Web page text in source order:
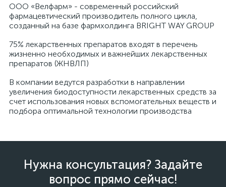
ООО «Велфарм» - современный российский
фармацевтический производитель полного цикла,
созданный на базе фармхолдинга BRIGHT WAY GROUP
75% лекарственных препаратов входят в перечень
жизненно необходимых и важнейших лекарственных
препаратов (ЖНВЛП)
В компании ведутся разработки в направлении
увеличения биодоступности лекарственных средств за
счет использования новых вспомогательных веществ и
подбора оптимальной технологии производства
Нужна консультация? Задайте
вопрос прямо сейчас!